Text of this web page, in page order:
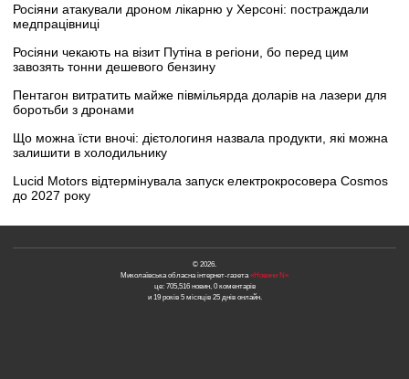
Росіяни атакували дроном лікарню у Херсоні: постраждали
медпрацівниці
Росіяни чекають на візит Путіна в регіони, бо перед цим
завозять тонни дешевого бензину
Пентагон витратить майже півмільярда доларів на лазери для
боротьби з дронами
Що можна їсти вночі: дієтологиня назвала продукти, які можна
залишити в холодильнику
Lucid Motors відтермінувала запуск електрокросовера Cosmos
до 2027 року
© 2026.
Миколаївська обласна інтернет-газета«Новини N»
це: 705,516 новин, 0 коментарів
и 19 років 5 місяців 25 днів онлайн.